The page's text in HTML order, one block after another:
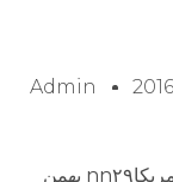
Admin
nبرنامه تلویزیونی «افق»nتلویزیون صدای آمریکاnn۲۹ بهمن